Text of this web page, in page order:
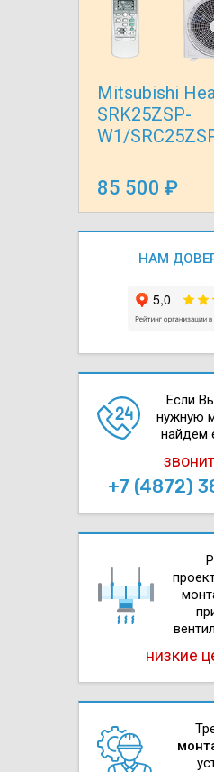
Mitsubishi
SRK25ZSP-
W1/
85 500
НАМ
Если
нужную
найдем
+7 (4872)
низкие